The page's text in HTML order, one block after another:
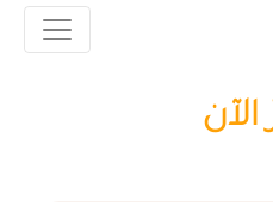
الآن